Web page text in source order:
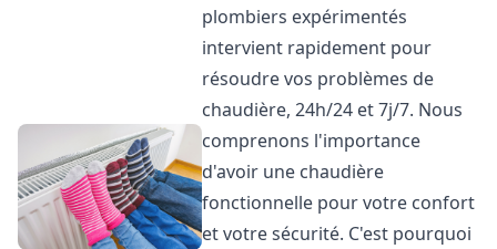
plombiers expérimentés
intervient rapidement pour
résoudre vos problèmes de
chaudière, 24h/24 et 7j/7. Nous
comprenons l'importance
d'avoir une chaudière
fonctionnelle pour votre confort
et votre sécurité. C'est pourquoi